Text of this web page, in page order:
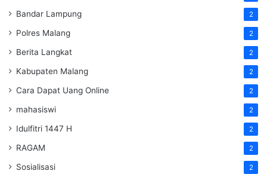
Bandar Lampung 2
Polres Malang 2
Berita Langkat 2
Kabupaten Malang 2
Cara Dapat Uang Online 2
mahasiswi 2
Idulfitri 1447 H 2
RAGAM 2
Sosialisasi 2